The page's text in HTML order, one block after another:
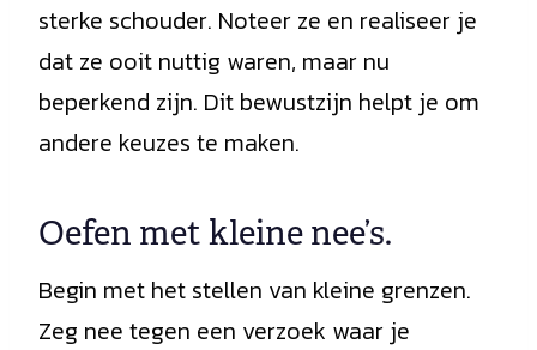
sterke schouder. Noteer ze en realiseer je
dat ze ooit nuttig waren, maar nu
beperkend zijn. Dit bewustzijn helpt je om
andere keuzes te maken.
Oefen met kleine nee’s.
Begin met het stellen van kleine grenzen.
Zeg nee tegen een verzoek waar je